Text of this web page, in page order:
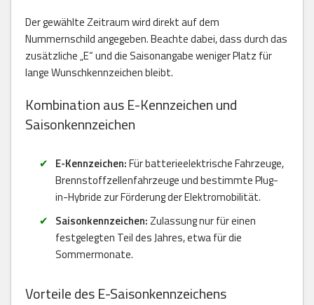
Der gewählte Zeitraum wird direkt auf dem
Nummernschild angegeben. Beachte dabei, dass durch das
zusätzliche „E“ und die Saisonangabe weniger Platz für
lange Wunschkennzeichen bleibt.
Kombination aus E-Kennzeichen und
Saisonkennzeichen
E-Kennzeichen:Für batterieelektrische Fahrzeuge,
Brennstoffzellenfahrzeuge und bestimmte Plug-
in-Hybride zur Förderung der Elektromobilität.
Saisonkennzeichen:Zulassung nur für einen
festgelegten Teil des Jahres, etwa für die
Sommermonate.
Vorteile des E-Saisonkennzeichens